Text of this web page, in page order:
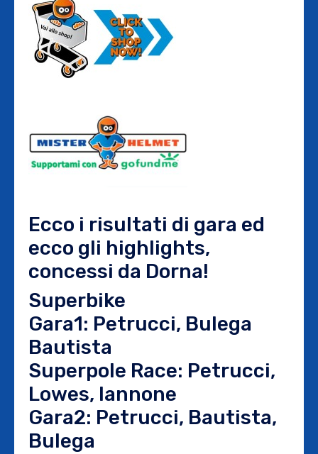
Ecco i risultati di gara ed
ecco gli highlights,
concessi da Dorna!
Superbike
Gara1: Petrucci, Bulega
Bautista
Superpole Race: Petrucci,
Lowes, Iannone
Gara2: Petrucci, Bautista,
Bulega